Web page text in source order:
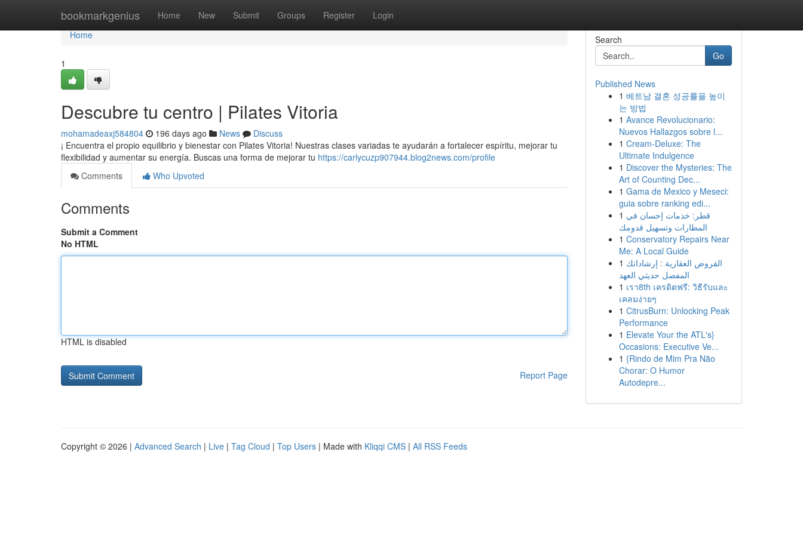
bookmarkgenius Home New Submit Groups Register Login
Home
Home
1
Descubre tu centro | Pilates Vitoria
mohamadeaxj584804 196 days ago News
Discuss
¡ Encuentra el propio equilibrio y bienestar con Pilates Vitoria! Nuestras clases variadas te ayudarán a fortalecer espíritu, mejorar tu
flexibilidad y aumentar su energía. Buscas una forma de mejorar tu https://carlycuzp907944.blog2news.com/profile
Comments
Who Upvoted
Comments
Submit a Comment
No HTML
HTML is disabled
Report Page
Search
Go
Published News
1 베트남 결혼 성공률을 높이
는 방법
1 Avance Revolucionario:
Nuevos Hallazgos sobre l...
1 Cream-Deluxe: The
Ultimate Indulgence
1 Discover the Mysteries: The
Art of Counting Dec...
1 Gama de Mexico y Meseci:
guia sobre ranking edi...
1 قطر: خدمات إحسان في
المطارات وتسهيل قدومك
1 Conservatory Repairs Near
Me: A Local Guide
1 القروض العقارية : إرشاداتك
المفصل حديثي العهد
1 เรา8th เครดิตฟรี: วิธีรับและ
เคลมง่ายๆ
1 CitrusBurn: Unlocking Peak
Performance
1 Elevate Your the ATL's}
Occasions: Executive Ve...
1 {Rindo de Mim Pra Não
Chorar: O Humor
Autodepre...
Copyright © 2026 | Advanced Search | Live | Tag Cloud | Top Users | Made with Kliqqi CMS | All RSS Feeds